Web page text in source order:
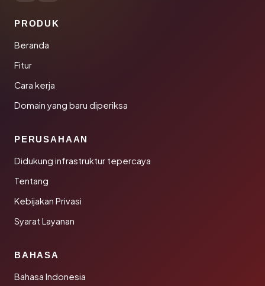
PRODUK
Beranda
Fitur
Cara kerja
Domain yang baru diperiksa
PERUSAHAAN
Didukung infrastruktur tepercaya
Tentang
Kebijakan Privasi
Syarat Layanan
BAHASA
Bahasa Indonesia